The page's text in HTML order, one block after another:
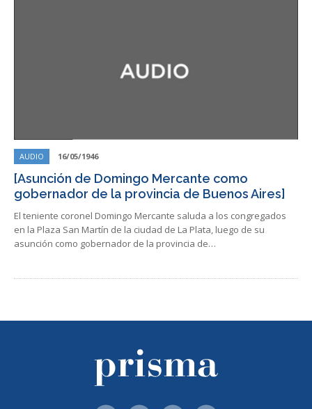
AUDIO 16/05/1946
[Asunción de Domingo Mercante como
gobernador de la provincia de Buenos Aires]
El teniente coronel Domingo Mercante saluda a los congregados
en la Plaza San Martín de la ciudad de La Plata, luego de su
asunción como gobernador de la provincia de…